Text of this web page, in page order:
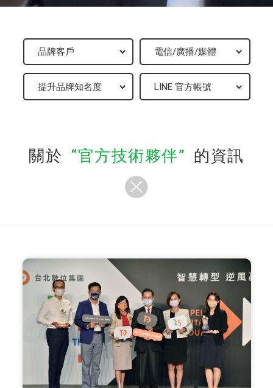
關於 官方技術夥伴 的資訊